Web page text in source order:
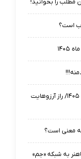
مطلب را بخوانید!
است؟
فال آرزو | فال آرزو جمعه ۱۶ مرداد ماه ۱۴۰۵/ راز آرزوهایت
معنی است؟
به شبکه «جم»